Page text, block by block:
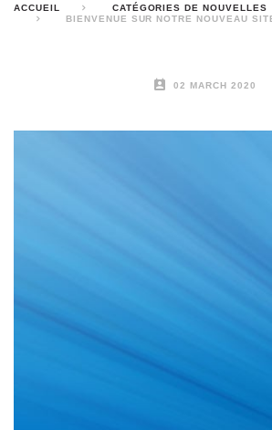
ACCUEIL
CATÉGORIES DE NOUVELLES
BIENVENUE SUR NOTRE NOUVEAU
02 MARCH 2020